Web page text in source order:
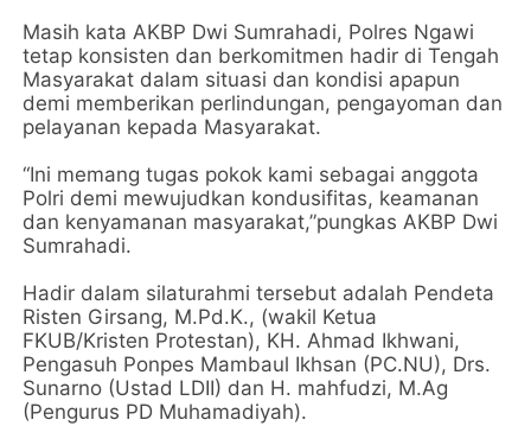
Masih kata AKBP Dwi Sumrahadi, Polres Ngawi
tetap konsisten dan berkomitmen hadir di Tengah
Masyarakat dalam situasi dan kondisi apapun
demi memberikan perlindungan, pengayoman dan
pelayanan kepada Masyarakat.
“Ini memang tugas pokok kami sebagai anggota
Polri demi mewujudkan kondusifitas, keamanan
dan kenyamanan masyarakat,”pungkas AKBP Dwi
Sumrahadi.
Hadir dalam silaturahmi tersebut adalah Pendeta
Risten Girsang, M.Pd.K., (wakil Ketua
FKUB/Kristen Protestan), KH. Ahmad Ikhwani,
Pengasuh Ponpes Mambaul Ikhsan (PC.NU), Drs.
Sunarno (Ustad LDII) dan H. mahfudzi, M.Ag
(Pengurus PD Muhamadiyah).